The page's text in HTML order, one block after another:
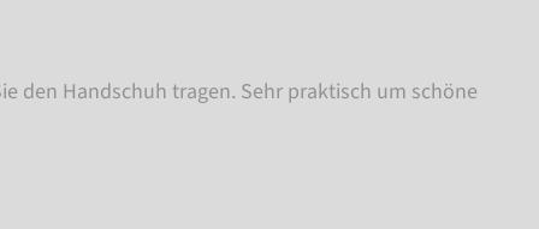
den Handschuh tragen. Sehr praktisch um schöne